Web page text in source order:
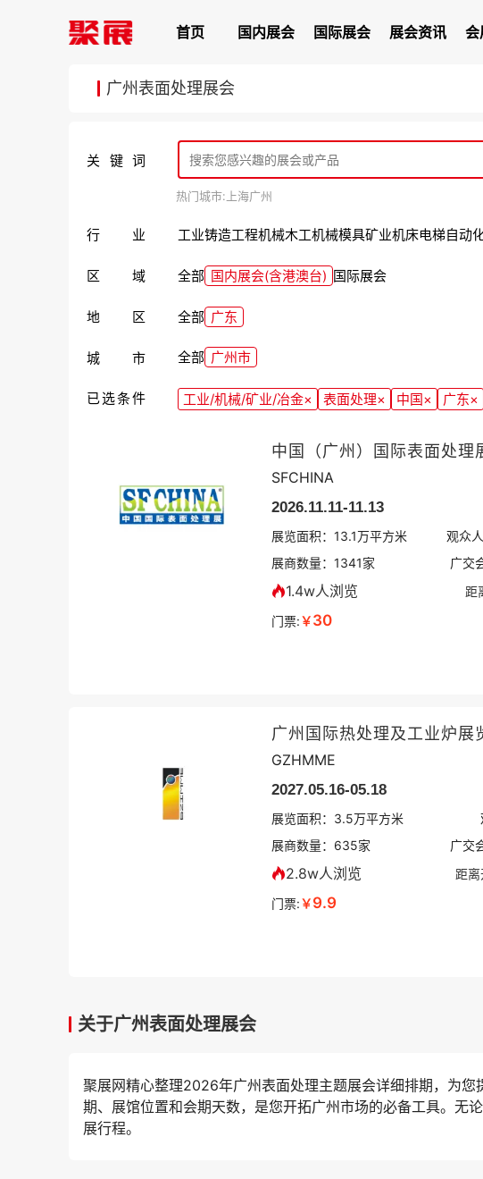
首页 国内展会 国际展会 展会资讯 会
广州表面处理展会
中国（广州）国际表面处理
SFCHINA
2026.11.11-11.13
展览面积： 13.1万平方米 观众
展商数量： 1341家 广交
1.4w人浏览 距
门票:￥30
广州国际热处理及工业炉展
GZHMME
2027.05.16-05.18
展览面积： 3.5万平方米
展商数量： 635家 广交
2.8w人浏览 距
门票:￥9.9
关于广州表面处理展会
聚展网精心整理2026年广州表面处理主题展会详细排期，为
期、展馆位置和会期天数，是您开拓广州市场的必备工具。无
展行程。
关键词
热门城市: 上海广州
行业 工业铸造工程机械木工机械模具矿业机床电梯自动
区域 全部 国内展会(含港澳台) 国际展会
地区 全部 广东
城市 全部 广州市
已选条件 工业/机械/矿业/冶金× 表面处理× 中国× 广东×